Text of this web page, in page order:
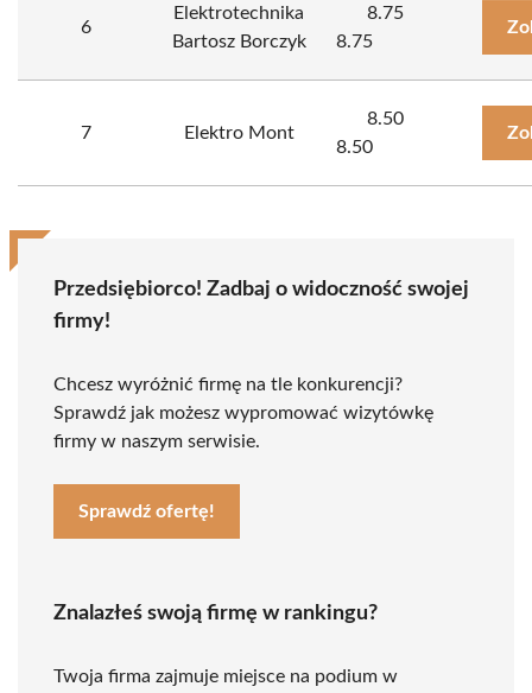
6
Elektrotechnika
Bartosz Borczyk
8.75
8.75
7 Elektro Mont
8.50
8.50
Przedsiębiorco! Zadbaj o widoczność swojej
firmy!
Chcesz wyróżnić firmę na tle konkurencji?
Sprawdź jak możesz wypromować wizytówkę
firmy w naszym serwisie.
Sprawdź ofertę!
Znalazłeś swoją firmę w rankingu?
Twoja firma zajmuje miejsce na podium w